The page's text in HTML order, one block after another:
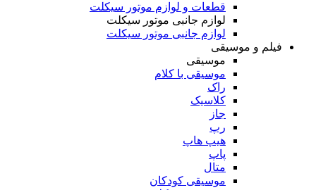
قطعات و لوازم موتور سیکلت
لوازم جانبی موتور سیکلت
لوازم جانبی موتور سیکلت
فیلم و موسیقی
موسیقی
موسیقی با کلام
راک
کلاسیک
جاز
رپ
هیپ هاپ
پاپ
متال
موسیقی کودکان